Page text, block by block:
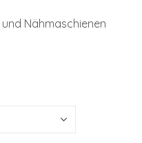
Nähmaschienen